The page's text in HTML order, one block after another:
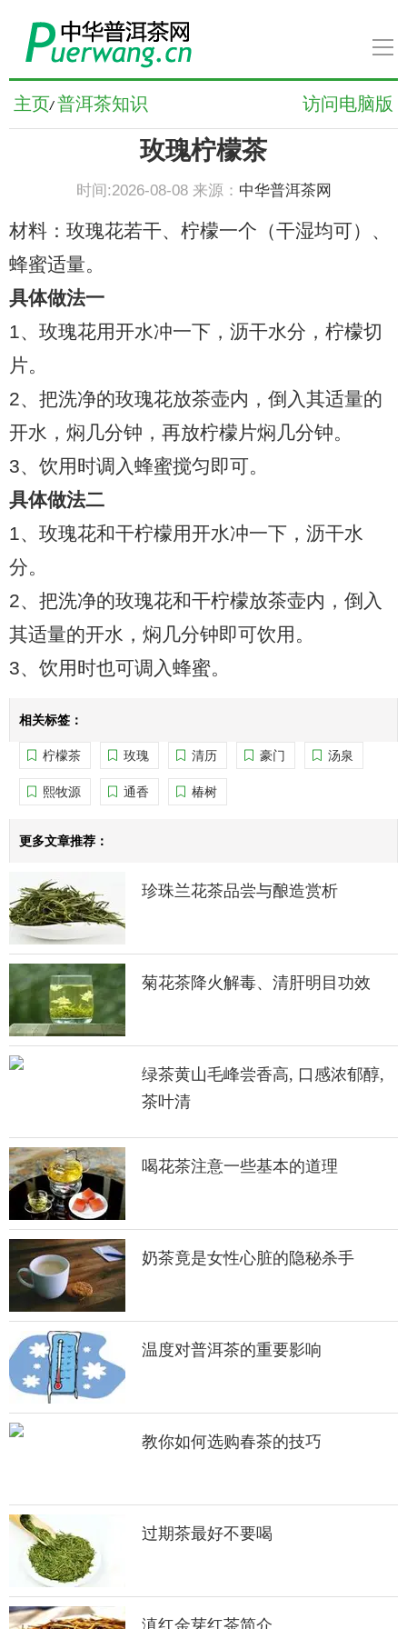
导
普洱茶知识
普洱茶评测
普洱茶产品
普洱茶减肥
茶商茶农
访问电脑版
主页/ 普洱茶知识
玫瑰柠檬茶
时间:2026-08-08 来源： 中华普洱茶网
材料：玫瑰花若干、柠檬一个（干湿均可）、
蜂蜜适量。
具体做法一
1、玫瑰花用开水冲一下，沥干水分，柠檬切
片。
2、把洗净的玫瑰花放茶壶内，倒入其适量的
开水，焖几分钟，再放柠檬片焖几分钟。
3、饮用时调入蜂蜜搅匀即可。
具体做法二
1、玫瑰花和干柠檬用开水冲一下，沥干水
分。
2、把洗净的玫瑰花和干柠檬放茶壶内，倒入
其适量的开水，焖几分钟即可饮用。
3、饮用时也可调入蜂蜜。
相关标签：
柠檬茶 玫瑰 清历 豪门 汤泉
熙牧源 通香 椿树
更多文章推荐：
珍珠兰花茶品尝与酿造赏析
菊花茶降火解毒、清肝明目功效
绿茶黄山毛峰尝香高, 口感浓郁醇,
茶叶清
喝花茶注意一些基本的道理
奶茶竟是女性心脏的隐秘杀手
温度对普洱茶的重要影响
教你如何选购春茶的技巧
过期茶最好不要喝
滇红金芽红茶简介